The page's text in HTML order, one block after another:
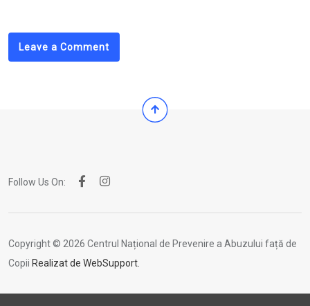
Leave a Comment
Follow Us On:
Copyright © 2026 Centrul Național de Prevenire a Abuzului față de
Copii Realizat de WebSupport.